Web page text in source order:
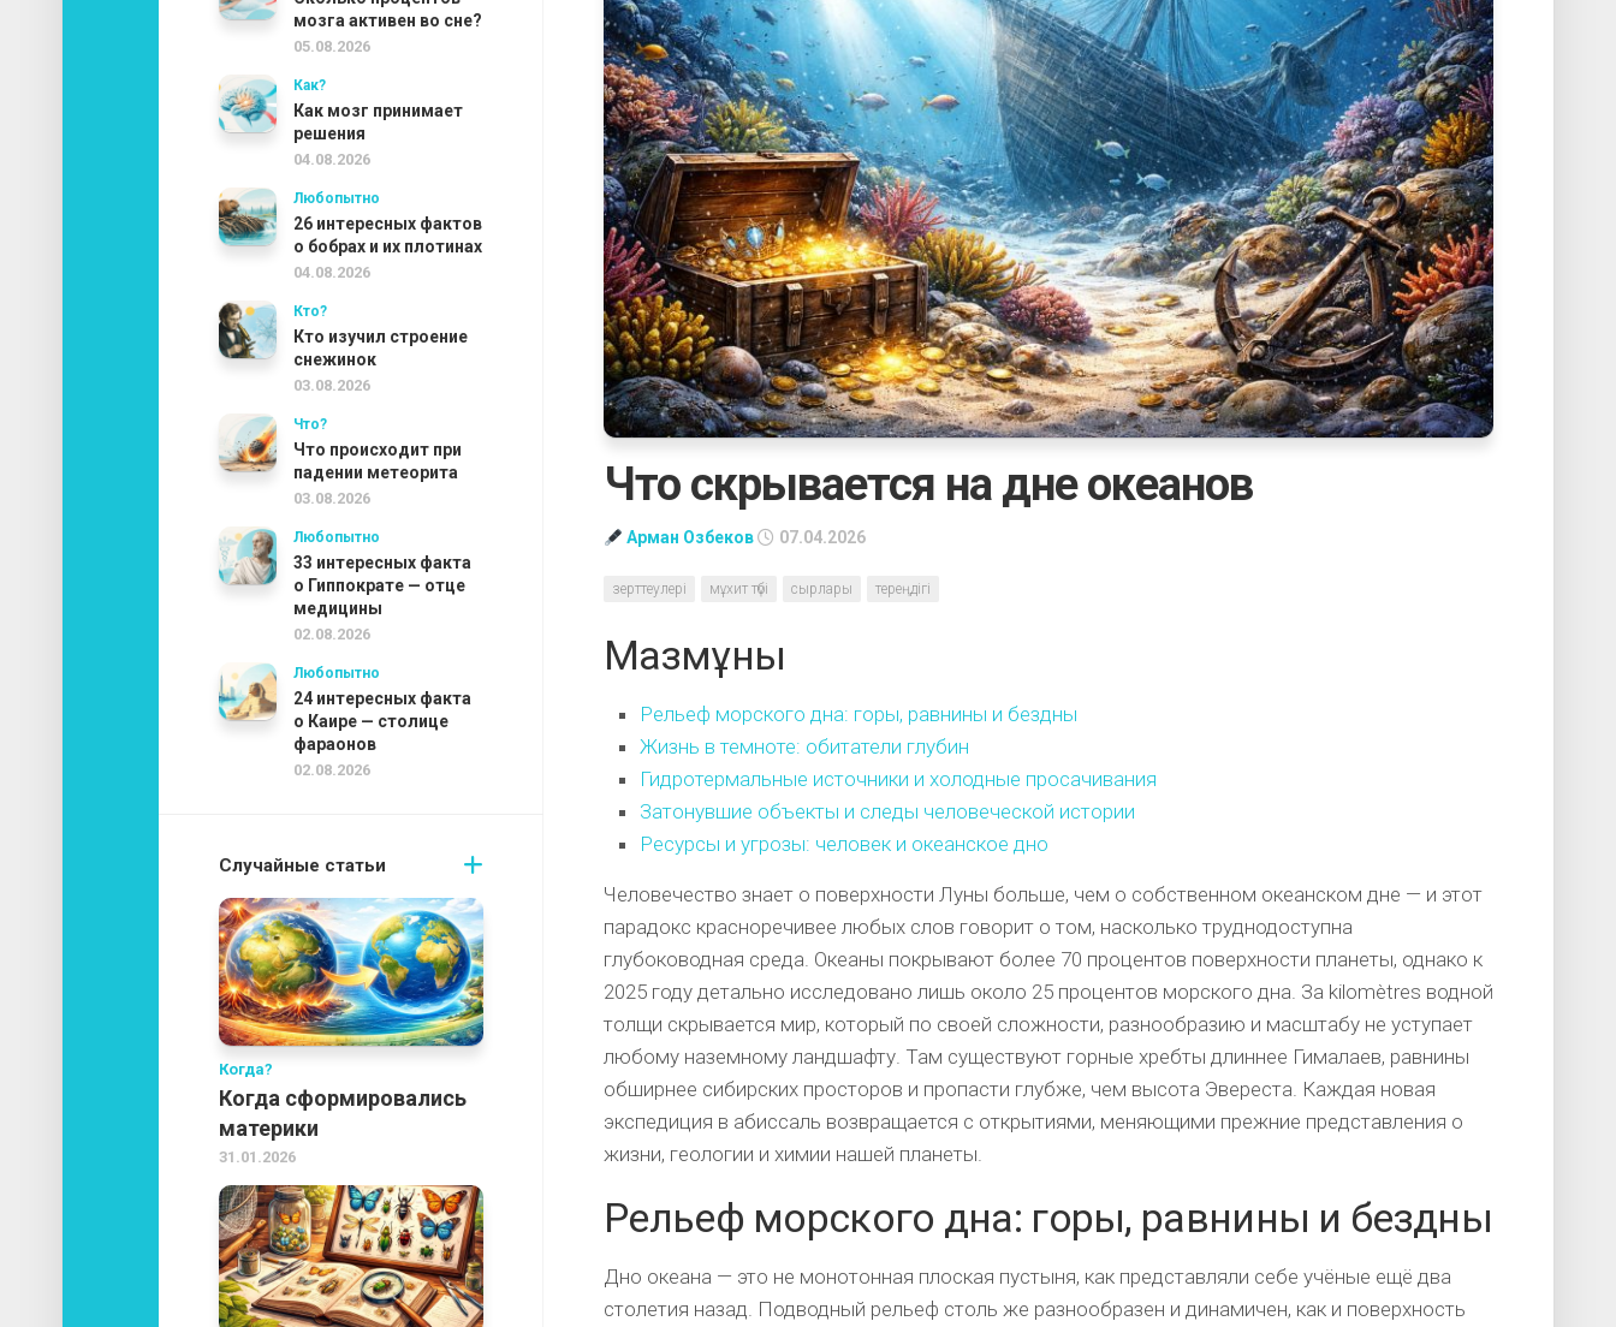
Что скрывается на дне океанов
Арман Озбеков 07.04.2026
зерттеулері мұхит түбі сырлары тереңдігі
Мазмұны
Рельеф морского дна: горы, равнины и бездны
Жизнь в темноте: обитатели глубин
Гидротермальные источники и холодные просачивания
Затонувшие объекты и следы человеческой истории
Ресурсы и угрозы: человек и океанское дно
Человечество знает о поверхности Луны больше, чем о собственном океанском дне — и этот
парадокс красноречивее любых слов говорит о том, насколько труднодоступна
глубоководная среда. Океаны покрывают более 70 процентов поверхности планеты, однако к
2025 году детально исследовано лишь около 25 процентов морского дна. За kilomètres водной
толщи скрывается мир, который по своей сложности, разнообразию и масштабу не уступает
любому наземному ландшафту. Там существуют горные хребты длиннее Гималаев, равнины
обширнее сибирских просторов и пропасти глубже, чем высота Эвереста. Каждая новая
экспедиция в абиссаль возвращается с открытиями, меняющими прежние представления о
жизни, геологии и химии нашей планеты.
Рельеф морского дна: горы, равнины и бездны
Дно океана — это не монотонная плоская пустыня, как представляли себе учёные ещё два
столетия назад. Подводный рельеф столь же разнообразен и динамичен, как и поверхность
мозга активен во сне?
05.08.2026
Как?
Как мозг принимает
решения
04.08.2026
Любопытно
26 интересных фактов
о бобрах и их плотинах
04.08.2026
Кто?
Кто изучил строение
снежинок
03.08.2026
Что?
Что происходит при
падении метеорита
03.08.2026
Любопытно
33 интересных факта
о Гиппократе — отце
медицины
02.08.2026
Любопытно
24 интересных факта
о Каире — столице
фараонов
02.08.2026
Случайные статьи
Когда?
Когда сформировались
материки
31.01.2026